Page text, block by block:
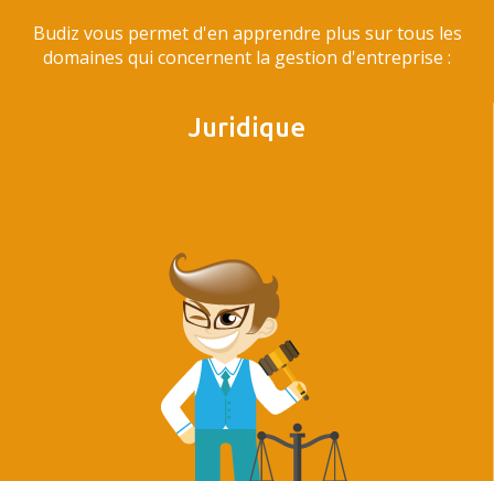
Budiz vous permet d'en apprendre plus sur tous les
domaines qui concernent la gestion d'entreprise :
Juridique